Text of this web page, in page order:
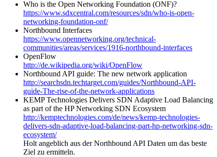
Who is the Open Networking Foundation (ONF)?
https://www.sdxcentral.com/resources/sdn/who-is-open-
networking-foundation-onf/
Northbound Interfaces
https://www.opennetworking.org/technical-
communities/areas/services/1916-northbound-interfaces
OpenFlow
http://de.wikipedia.org/wiki/OpenFlow
Northbound API guide: The new network application
http://searchsdn.techtarget.com/guides/Northbound-API-
guide-The-rise-of-the-network-applications
KEMP Technologies Delivers SDN Adaptive Load Balancing
as part of the HP Networking SDN Ecosystem
http://kemptechnologies.com/de/news/kemp-technologies-
delivers-sdn-adaptive-load-balancing-part-hp-networking-sdn-
ecosystem/
Holt angeblich aus der Northbound API Daten um das beste
Ziel zu ermitteln.